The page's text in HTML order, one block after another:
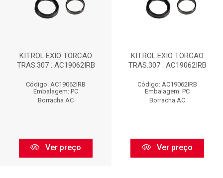
KIT.ROL.EXIO TORCAO
TRAS.307 : AC19062IRB
Código: AC19062IRB
Embalagem: PC
Borracha AC
Ver preço
KIT.ROL.EXIO TORCAO
TRAS.307 : AC19062IRB
Código: AC19062IRB
Embalagem: PC
Borracha AC
Ver preço